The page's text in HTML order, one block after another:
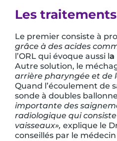
Les
Le premier consiste à
grâce à des acides
l’ORL qui évoque aussi la
Autre solution, le
arrière pharyngée et de
Quand l’écoulement de
sonde à doubles
importante des
radiologique qui
vaisseaux», explique le
conseillés par le